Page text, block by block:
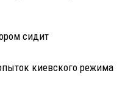
сидит
киевского режима